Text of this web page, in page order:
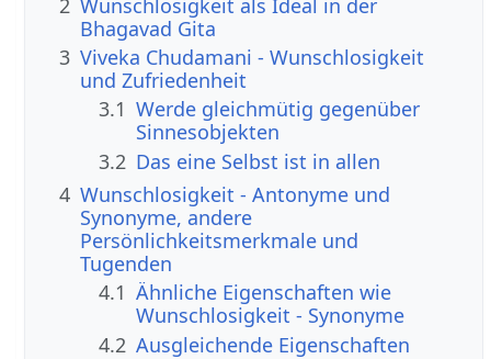
Bhagavad Gita
3 Viveka Chudamani - Wunschlosigkeit
und Zufriedenheit
3.1 Werde gleichmütig gegenüber
Sinnesobjekten
3.2 Das eine Selbst ist in allen
4 Wunschlosigkeit - Antonyme und
Synonyme, andere
Persönlichkeitsmerkmale und
Tugenden
4.1 Ähnliche Eigenschaften wie
Wunschlosigkeit - Synonyme
4.2 Ausgleichende Eigenschaften